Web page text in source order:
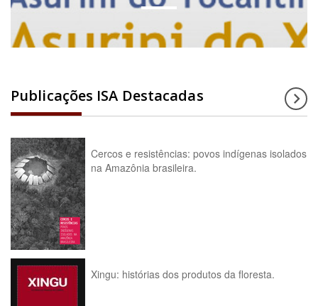
Publicações ISA Destacadas
Cercos e resistências: povos indígenas isolados
na Amazônia brasileira.
Xingu: histórias dos produtos da floresta.